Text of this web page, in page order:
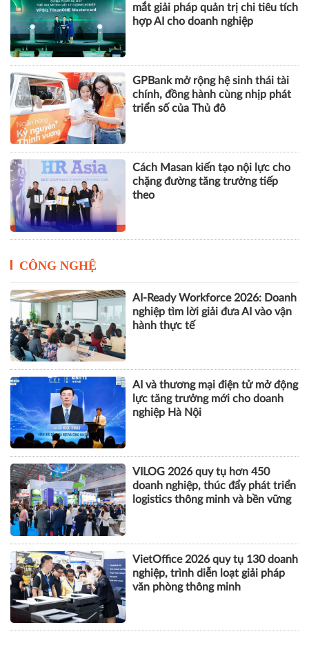
mắt giải pháp quản trị chi tiêu tích
hợp AI cho doanh nghiệp
GPBank mở rộng hệ sinh thái tài
chính, đồng hành cùng nhịp phát
triển số của Thủ đô
Cách Masan kiến tạo nội lực cho
chặng đường tăng trưởng tiếp
theo
CÔNG NGHỆ
AI-Ready Workforce 2026: Doanh
nghiệp tìm lời giải đưa AI vào vận
hành thực tế
AI và thương mại điện tử mở động
lực tăng trưởng mới cho doanh
nghiệp Hà Nội
VILOG 2026 quy tụ hơn 450
doanh nghiệp, thúc đẩy phát triển
logistics thông minh và bền vững
VietOffice 2026 quy tụ 130 doanh
nghiệp, trình diễn loạt giải pháp
văn phòng thông minh